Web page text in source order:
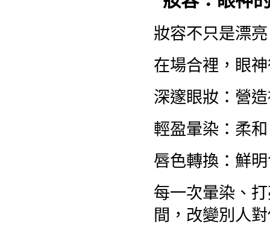
妝容不只是漂
在場合裡，眼
深邃眼妝：營
輕盈暈染：柔
唇色轉換：鮮
每一次暈染、
間，改變別人